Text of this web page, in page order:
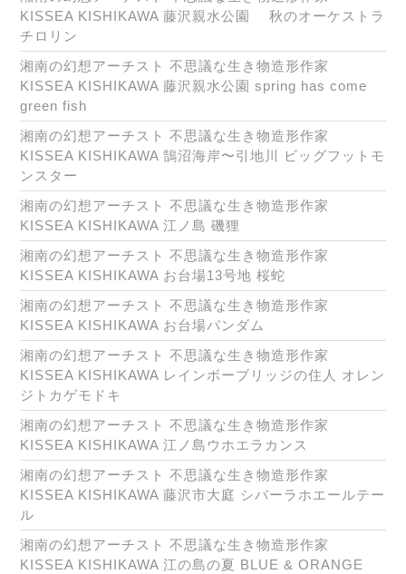
KISSEA KISHIKAWA 藤沢親水公園 秋のオーケストラ
チロリン
湘南の幻想アーチスト 不思議な生き物造形作家
KISSEA KISHIKAWA 藤沢親水公園 spring has come
green fish
湘南の幻想アーチスト 不思議な生き物造形作家
KISSEA KISHIKAWA 鵠沼海岸〜引地川 ビッグフットモ
ンスター
湘南の幻想アーチスト 不思議な生き物造形作家
KISSEA KISHIKAWA 江ノ島 磯狸
湘南の幻想アーチスト 不思議な生き物造形作家
KISSEA KISHIKAWA お台場13号地 桜蛇
湘南の幻想アーチスト 不思議な生き物造形作家
KISSEA KISHIKAWA お台場パンダム
湘南の幻想アーチスト 不思議な生き物造形作家
KISSEA KISHIKAWA レインボーブリッジの住人 オレン
ジトカゲモドキ
湘南の幻想アーチスト 不思議な生き物造形作家
KISSEA KISHIKAWA 江ノ島ウホエラカンス
湘南の幻想アーチスト 不思議な生き物造形作家
KISSEA KISHIKAWA 藤沢市大庭 シバーラホエールテー
ル
湘南の幻想アーチスト 不思議な生き物造形作家
KISSEA KISHIKAWA 江の島の夏 BLUE & ORANGE